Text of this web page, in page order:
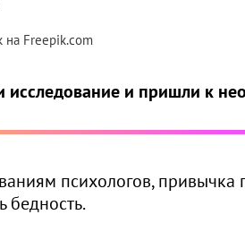
на Freepik.com
исследование и пришли к
психологов,
бедность.